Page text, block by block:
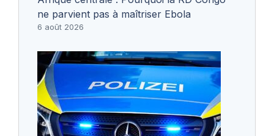
ne parvient pas à maîtriser Ebola
6 août 2026